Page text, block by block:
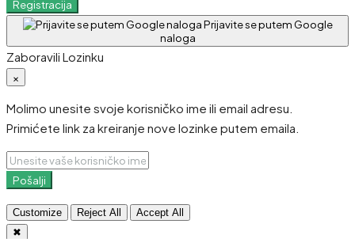
Registracija
Prijavite se putem Google
naloga
Zaboravili Lozinku
×
Molimo unesite svoje korisničko ime ili email adresu.
Primićete link za kreiranje nove lozinke putem emaila.
Pošalji
Customize Reject All
Accept All
✖